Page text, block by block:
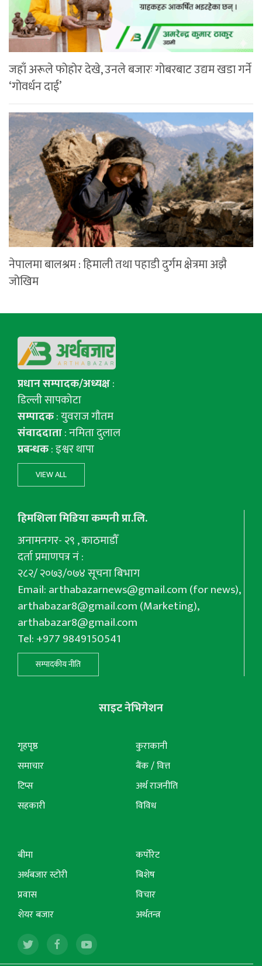
जहाँ अरूले फोहोर देखे, उनले बजारः गोबरबाट उद्यम खडा गर्ने
‘गोवर्धन दाई’
नेपालमा बालश्रम : हिमाली तथा पहाडी दुर्गम क्षेत्रमा अझै
जोखिम
प्रधान सम्पादक/अध्यक्ष:
डिल्ली सापकोटा
सम्पादक: युवराज गाैतम
संवाददाता: नमिता दुलाल
प्रबन्धक: इश्वर थापा
VIEW ALL
हिमशिला मिडिया कम्पनी प्रा.लि.
अनामनगर- २९ , काठमाडौँ
दर्ता प्रमाणपत्र नं :
२८२/ २०७३/०७४ सूचना बिभाग
Email:arthabazarnews@gmail.com(for news),
arthabazar8@gmail.com(Marketing),
arthabazar8@gmail.com
Tel: +977 9849150541
सम्पादकीय नीति
साइट नेभिगेशन
गृहपृष्ठ
समाचार
टिप्स
सहकारी
कुराकानी
बैंक / वित्त
अर्थ राजनीति
विविध
बीमा
अर्थबजार स्टोरी
प्रवास
शेयर बजार
कर्पोरेट
बिशेष
विचार
अर्थतन्त्र